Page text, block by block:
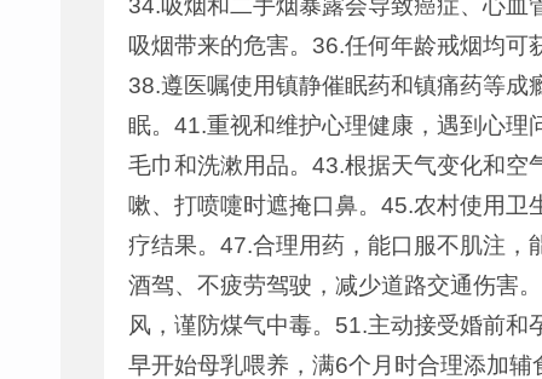
34.吸烟和二手烟暴露会导致癌症、心血
吸烟带来的危害。36.任何年龄戒烟均
38.遵医嘱使用镇静催眠药和镇痛药等
眠。41.重视和维护心理健康，遇到心
毛巾和洗漱用品。43.根据天气变化和
嗽、打喷嚏时遮掩口鼻。45.农村使用
疗结果。47.合理用药，能口服不肌注
酒驾、不疲劳驾驶，减少道路交通伤害
风，谨防煤气中毒。51.主动接受婚前
早开始母乳喂养，满6个月时合理添加